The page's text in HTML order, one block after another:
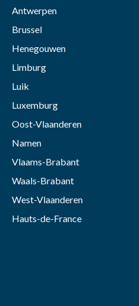
Antwerpen
Brussel
Henegouwen
Limburg
Luik
Luxemburg
Oost-Vlaanderen
Namen
Vlaams-Brabant
Waals-Brabant
West-Vlaanderen
Hauts-de-France